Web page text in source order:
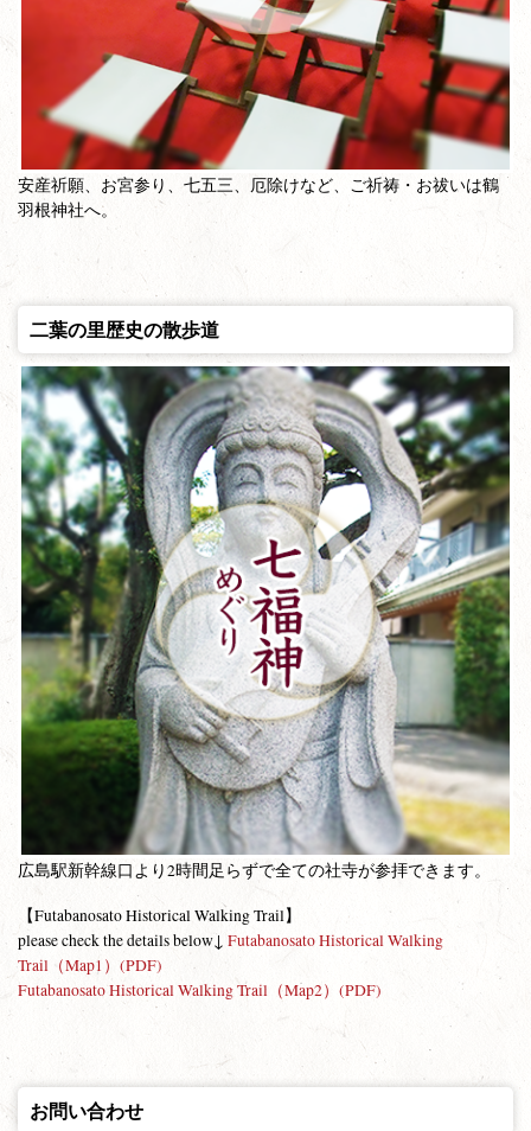
安産祈願、お宮参り、七五三、厄除けなど、ご祈祷・お祓いは鶴
羽根神社へ。
二葉の里歴史の散歩道
広島駅新幹線口より2時間足らずで全ての社寺が参拝できます。
【Futabanosato Historical Walking Trail】
please check the details below↓ Futabanosato Historical Walking
Trail（Map1）(PDF)
Futabanosato Historical Walking Trail（Map2）(PDF)
お問い合わせ